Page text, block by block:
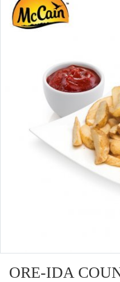
ORE-IDA